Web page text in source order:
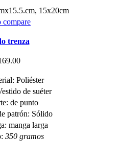
15x20cm
compare
trenza
Poliéster
de suéter
de punto
patrón: Sólido
manga larga
350 gramos